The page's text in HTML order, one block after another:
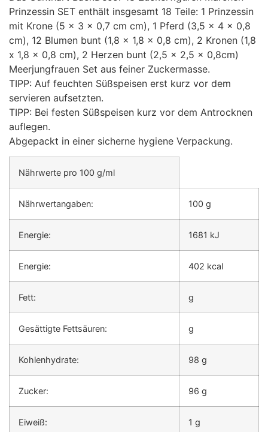
Prinzessin SET enthält insgesamt 18 Teile: 1 Prinzessin
mit Krone (5 x 3 x 0,7 cm cm), 1 Pferd (3,5 x 4 x 0,8
cm), 12 Blumen bunt (1,8 x 1,8 x 0,8 cm), 2 Kronen (1,8
x 1,8 x 0,8 cm), 2 Herzen bunt (2,5 x 2,5 x 0,8cm)
Meerjungfrauen Set aus feiner Zuckermasse.
TIPP: Auf feuchten Süßspeisen erst kurz vor dem
servieren aufsetzten.
TIPP: Bei festen Süßspeisen kurz vor dem Antrocknen
auflegen.
Abgepackt in einer sicherne hygiene Verpackung.
Nährwerte pro 100 g/ml
Nährwertangaben: 100 g
Energie: 1681 kJ
Energie: 402 kcal
Fett: g
Gesättigte Fettsäuren: g
Kohlenhydrate: 98 g
Zucker: 96 g
Eiweiß: 1 g